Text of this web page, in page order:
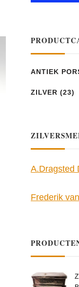
ANTIEK
ZILVER (23)
A.Dragsted
Frederik